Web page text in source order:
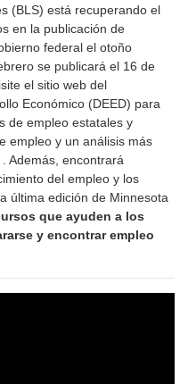
(BLS) está recuperando el
en la publicación de
federal el otoño
se publicará el 16 de
el sitio web del
Económico (DEED) para
de empleo estatales y
empleo y un análisis más
Además, encontrará
del empleo y los
última edición de Minnesota
que ayuden a los
y encontrar empleo